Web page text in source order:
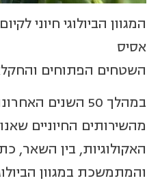
המגוון הביולוגי חיוני
אסיס
השטחים הפתוחים
מהשירותים החיוניים
האקולוגיות, בין השאר,
והמתמשכת במגוון